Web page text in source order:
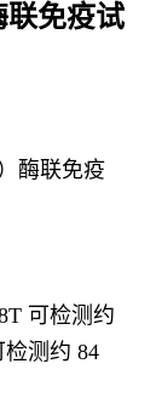
联免疫试
酶联免疫
可检测约
测约 84